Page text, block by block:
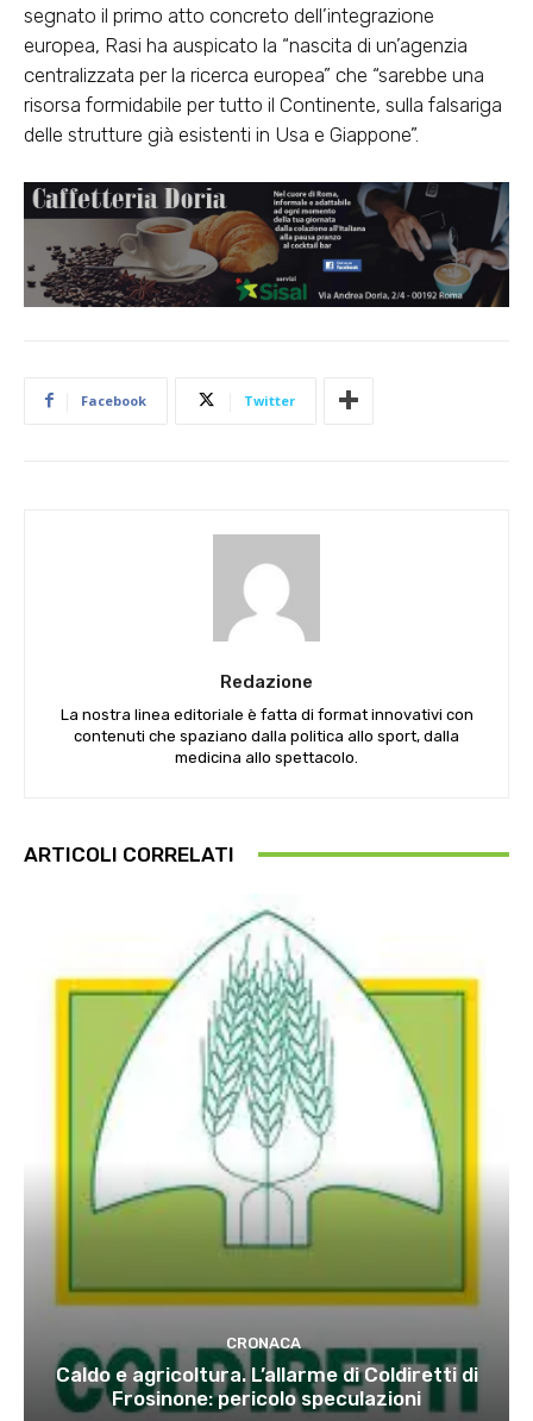
segnato il primo atto concreto dell’integrazione
europea, Rasi ha auspicato la “nascita di un’agenzia
centralizzata per la ricerca europea” che “sarebbe una
risorsa formidabile per tutto il Continente, sulla falsariga
delle strutture già esistenti in Usa e Giappone”.
Facebook Twitter
Redazione
La nostra linea editoriale è fatta di format innovativi con
contenuti che spaziano dalla politica allo sport, dalla
medicina allo spettacolo.
ARTICOLI CORRELATI
CRONACA
Caldo e agricoltura. L’allarme di Coldiretti di
Frosinone: pericolo speculazioni